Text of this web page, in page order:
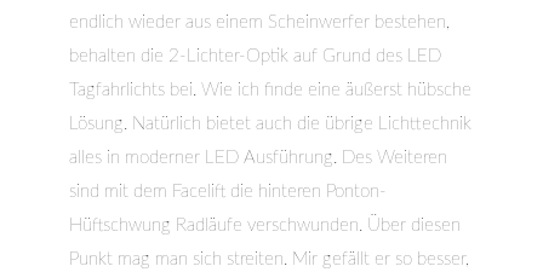
endlich wieder aus einem Scheinwerfer bestehen,
behalten die 2-Lichter-Optik auf Grund des LED
Tagfahrlichts bei. Wie ich finde eine äußerst hübsche
Lösung. Natürlich bietet auch die übrige Lichttechnik
alles in moderner LED Ausführung. Des Weiteren
sind mit dem Facelift die hinteren Ponton-
Hüftschwung Radläufe verschwunden. Über diesen
Punkt mag man sich streiten. Mir gefällt er so besser,